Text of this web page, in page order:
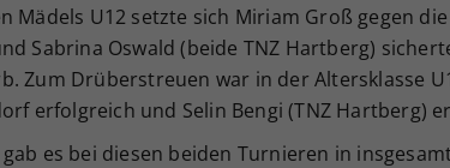
Mädels U12 setzte sich Miriam Groß gegen
Sabrina Oswald (beide TNZ Hartberg)
Zum Drüberstreuen war in der Altersklasse
erfolgreich und Selin Bengi (TNZ Hartberg)
es bei diesen beiden Turnieren in